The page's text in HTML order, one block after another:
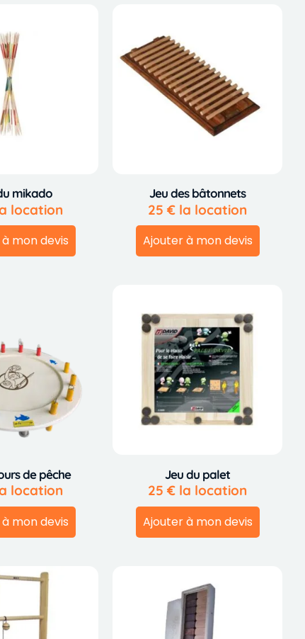
mikado
location
mon devis
Jeu des bâtonnets
25 € la location
Ajouter à mon devis
de pêche
location
mon devis
Jeu du palet
25 € la location
Ajouter à mon devis